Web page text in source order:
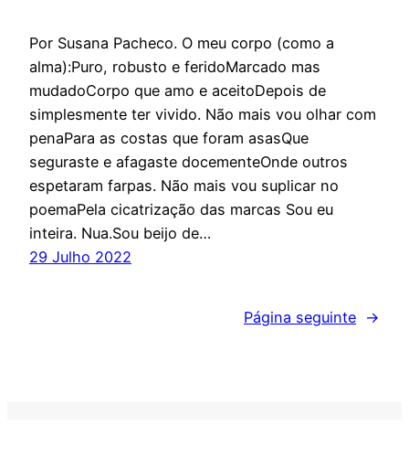
Por Susana Pacheco. O meu corpo (como a
alma):Puro, robusto e feridoMarcado mas
mudadoCorpo que amo e aceitoDepois de
simplesmente ter vivido. Não mais vou olhar com
penaPara as costas que foram asasQue
seguraste e afagaste docementeOnde outros
espetaram farpas. Não mais vou suplicar no
poemaPela cicatrização das marcas Sou eu
inteira. Nua.Sou beijo de…
29 Julho 2022
Página seguinte →